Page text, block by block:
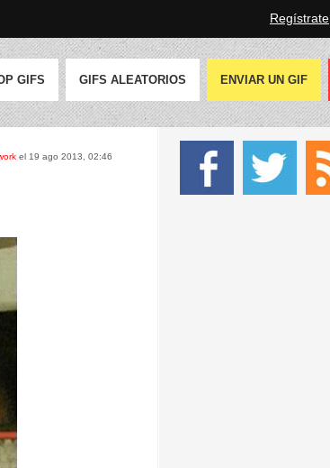
Regístrate
GIFS GIFS ALEATORIOS ENVIAR UN GIF
el 19 ago 2013, 02:46